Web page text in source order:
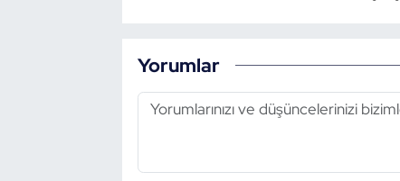
Yorumlar